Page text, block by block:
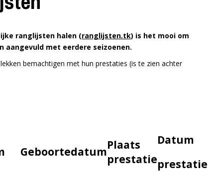
ranglijsten halen (ranglijsten.tk) is het mooi om
aangevuld met eerdere seizoenen.
bemachtigen met hun prestaties (is te zien achter
GeboortedatumPlaats
prestatie
Datum
prestatie